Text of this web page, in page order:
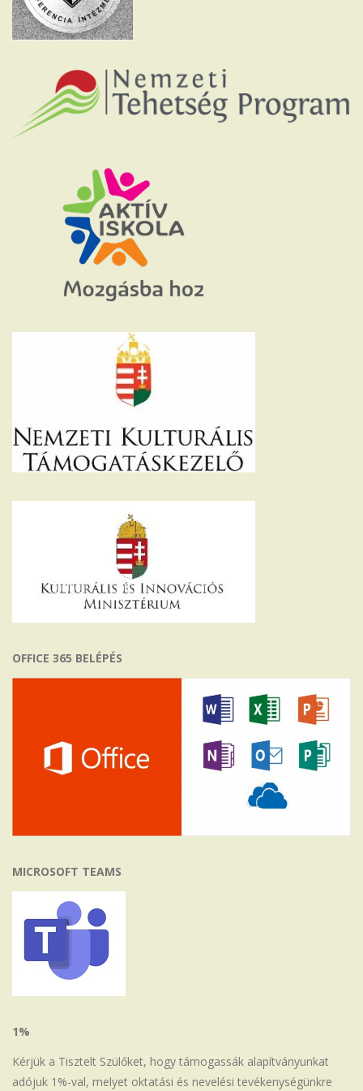
OFFICE 365 BELÉPÉS
MICROSOFT TEAMS
1%
Kérjük a Tisztelt Szülőket, hogy támogassák alapítványunkat
adójuk 1%-val, melyet oktatási és nevelési tevékenységünkre